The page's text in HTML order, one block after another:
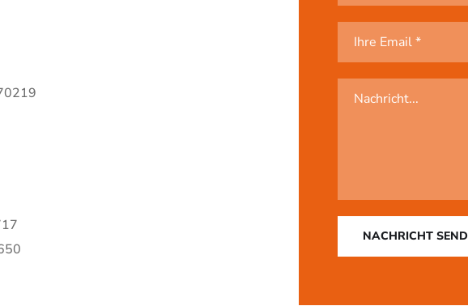
NACHRICHT